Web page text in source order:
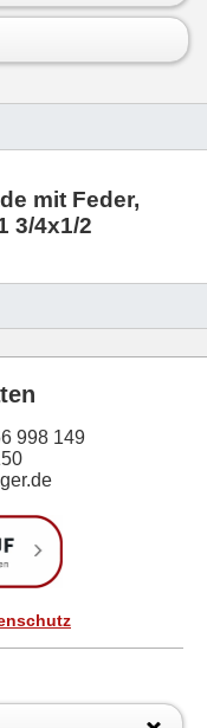
mit Feder,
3/4x1/2
998 149